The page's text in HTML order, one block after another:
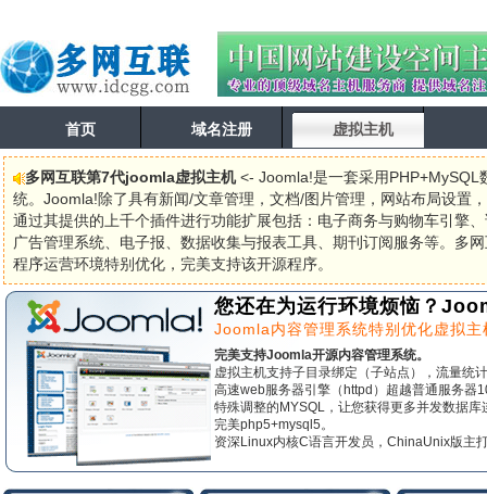
首页 域名注册 虚拟主机
多网互联第7代joomla虚拟主机<- Joomla!是一套采用PHP+MySQL
统。Joomla!除了具有新闻/文章管理，文档/图片管理，网站布局设置
通过其提供的上千个插件进行功能扩展包括：电子商务与购物车引擎
广告管理系统、电子报、数据收集与报表工具、期刊订阅服务等。多
程序运营环境特别优化，完美支持该开源程序。
您还在为运行环境烦恼？
Joomla内容管理系统特别优化虚拟主
完美支持Joomla开源内容管理系统。
虚拟主机支持子目录绑定（子站点），流量统
高速web服务器引擎（httpd）超越普通服务器
特殊调整的MYSQL，让您获得更多并发数据库
完美php5+mysql5。
资深Linux内核C语言开发员，ChinaUnix版主